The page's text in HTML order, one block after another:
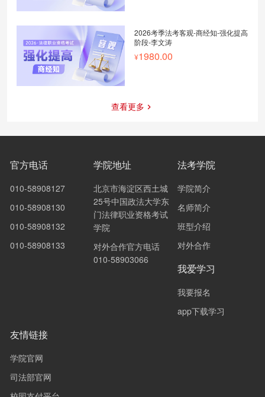
2026考季法考客观-商经知-强化提高
阶段-李文涛
1980.00
查看更多
官方电话
010-58908127
010-58908130
010-58908132
010-58908133
学院地址
北京市海淀区西土城
25号中国政法大学东
门法律职业资格考试
学院
对外合作官方电话
010-58903066
法考学院
学院简介
名师简介
班型介绍
对外合作
我爱学习
我要报名
app下载学习
友情链接
学院官网
司法部官网